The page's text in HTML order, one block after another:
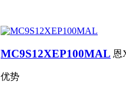
MC9S12XEP100MAL
优势
恩